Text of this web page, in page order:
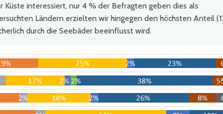
interessiert, nur 4 % der Befragten geben dies als
Ländern erzielten wir hingegen den höchsten Anteil
durch die Seebäder beeinflusst wird.